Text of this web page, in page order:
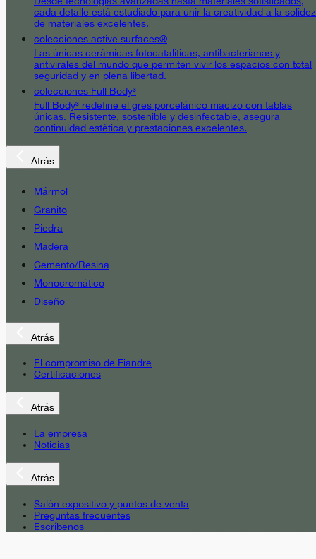
cada detalle está estudiado para unir la creatividad a la solidez
de materiales excelentes.
colecciones active surfaces®
Las únicas cerámicas fotocatalíticas, antibacterianas y
antivirales del mundo que permiten vivir los espacios con total
seguridad y en plena libertad.
colecciones Full Body³
Full Body³ redefine el gres porcelánico macizo con tablas
únicas. Resistente, sostenible y desinfectable, asegura
continuidad estética y prestaciones excelentes.
Atrás
Mármol
Granito
Piedra
Madera
Cemento/Resina
Monocromático
Diseño
Atrás
El compromiso de Fiandre
Certificaciones
Atrás
La empresa
Noticias
Atrás
Salón expositivo y puntos de venta
Preguntas frecuentes
Escríbenos